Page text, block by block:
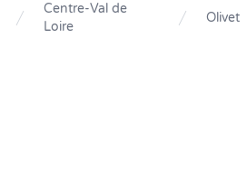
Centre-Val de
Loire
Olivet